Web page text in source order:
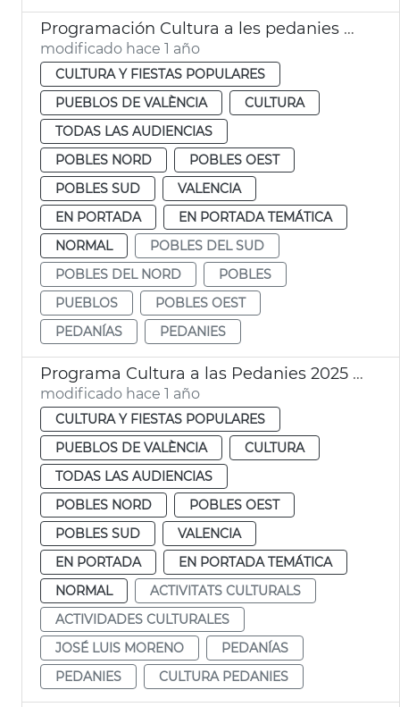
Programación Cultura a les pedanies València
modificado hace 1 año
CULTURA Y FIESTAS POPULARES
PUEBLOS DE VALÈNCIA
CULTURA
TODAS LAS AUDIENCIAS
POBLES NORD
POBLES OEST
POBLES SUD
VALENCIA
EN PORTADA
EN PORTADA TEMÁTICA
NORMAL
POBLES DEL SUD
POBLES DEL NORD
POBLES
PUEBLOS
POBLES OEST
PEDANÍAS
PEDANIES
Programa Cultura a las Pedanies 2025 València
modificado hace 1 año
CULTURA Y FIESTAS POPULARES
PUEBLOS DE VALÈNCIA
CULTURA
TODAS LAS AUDIENCIAS
POBLES NORD
POBLES OEST
POBLES SUD
VALENCIA
EN PORTADA
EN PORTADA TEMÁTICA
NORMAL
ACTIVITATS CULTURALS
ACTIVIDADES CULTURALES
JOSÉ LUIS MORENO
PEDANÍAS
PEDANIES
CULTURA PEDANIES